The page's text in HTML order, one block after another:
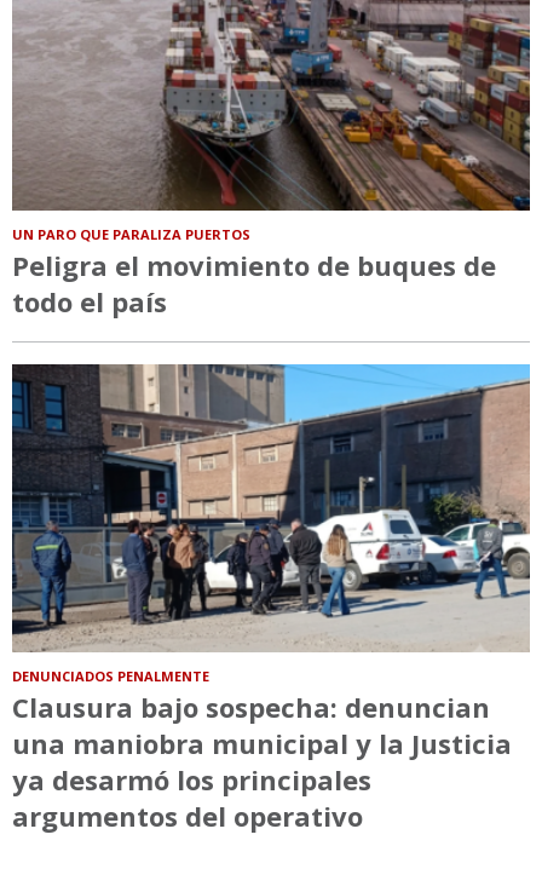
UN PARO QUE PARALIZA PUERTOS
Peligra el movimiento de buques de
todo el país
DENUNCIADOS PENALMENTE
Clausura bajo sospecha: denuncian
una maniobra municipal y la Justicia
ya desarmó los principales
argumentos del operativo